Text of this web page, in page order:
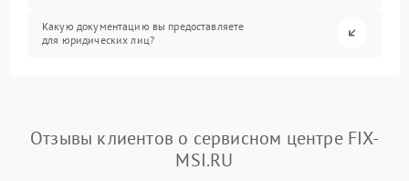
Какую документацию вы предоставляете
для юридических лиц?
Отзывы клиентов о сервисном центре FIX-
MSI.RU